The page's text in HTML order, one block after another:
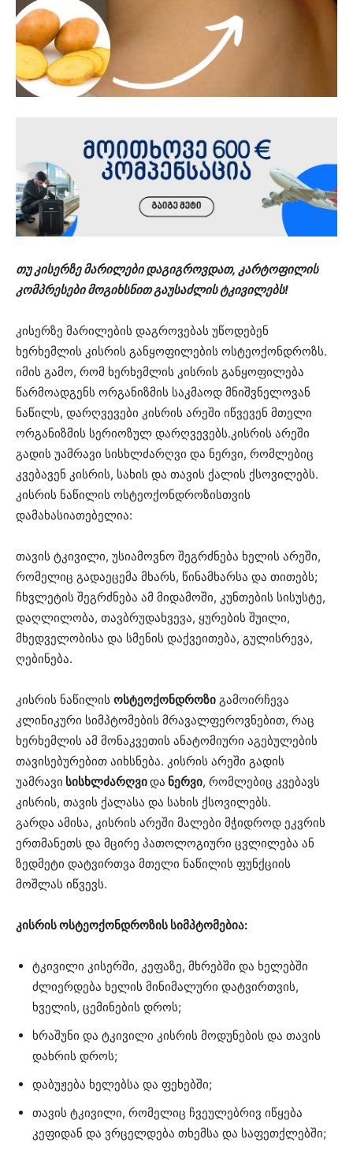
თუ კისერზე მარილები დაგიგროვდათ, კარტოფილის
კომპრესები მოგიხსნით გაუსაძლის ტკივილებს!
კისერზე მარილების დაგროვებას უწოდებენ
ხერხემლის კისრის განყოფილების ოსტეოქონდროზს.
იმის გამო, რომ ხერხემლის კისრის განყოფილება
წარმოადგენს ორგანიზმის საკმაოდ მნიშვნელოვან
ნაწილს, დარღვევები კისრის არეში იწვევენ მთელი
ორგანიზმის სერიოზულ დარღვევებს.კისრის არეში
გადის უამრავი სისხლძარღვი და ნერვი, რომლებიც
კვებავენ კისრის, სახის და თავის ქალის ქსოვილებს.
კისრის ნაწილის ოსტეოქონდროზისთვის
დამახასიათებელია:
თავის ტკივილი, უსიამოვნო შეგრძნება ხელის არეში,
რომელიც გადაეცემა მხარს, წინამხარსა და თითებს;
ჩხვლეტის შეგრძნება ამ მიდამოში, კუნთების სისუსტე,
დაღლილობა, თავბრუდახვევა, ყურების შუილი,
მხედველობისა და სმენის დაქვეითება, გულისრევა,
ღებინება.
კისრის ნაწილის ოსტეოქონდროზი გამოირჩევა
კლინიკური სიმპტომების მრავალფეროვნებით, რაც
ხერხემლის ამ მონაკვეთის ანატომიური აგებულების
თავისებურებით აიხსნება. კისრის არეში გადის
უამრავი სისხლძარღვიდა ნერვი, რომლებიც კვებავს
კისრის, თავის ქალასა და სახის ქსოვილებს.
გარდა ამისა, კისრის არეში მალები მჭიდროდ ეკვრის
ერთმანეთს და მცირე პათოლოგიური ცვლილება ან
ზედმეტი დატვირთვა მთელი ნაწილის ფუნქციის
მოშლას იწვევს.
კისრის ოსტეოქონდროზის სიმპტომებია:
ტკივილი კისერში, კეფაზე, მხრებში და ხელებში
ძლიერდება ხელის მინიმალური დატვირთვის,
ხველის, ცემინების დროს;
ხრაშუნი და ტკივილი კისრის მოდუნების და თავის
დახრის დროს;
დაბუჟება ხელებსა და ფეხებში;
თავის ტკივილი, რომელიც ჩვეულებრივ იწყება
კეფიდან და ვრცელდება თხემსა და საფეთქლებში;